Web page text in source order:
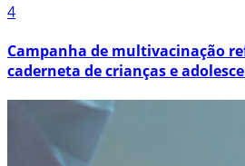
4
Campanha de multivacinação
caderneta de crianças e